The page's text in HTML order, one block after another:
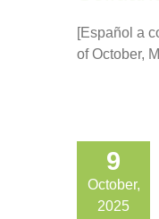
[Español a
of October,
9
October,
2025